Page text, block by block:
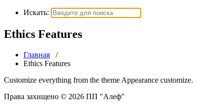
Искать:
Ethics Features
Главная /
Ethics Features
Customize everything from the theme Appearance customize.
Права захищено © 2026 ПП "Алеф"